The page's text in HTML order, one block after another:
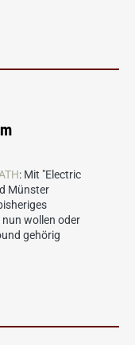
: Mit "Electric
Münster
nun wollen oder
gehörig